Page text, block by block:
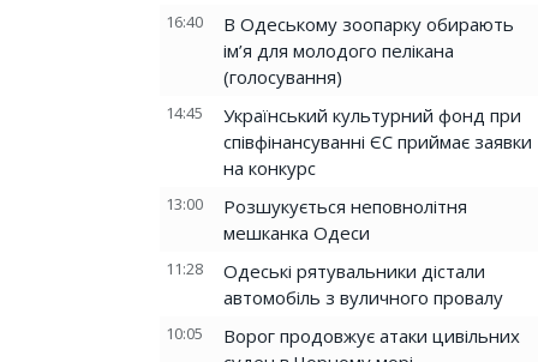
16:40
В Одеському зоопарку обирають
ім’я для молодого пелікана
(голосування)
14:45
Український культурний фонд при
співфінансуванні ЄС приймає заявки
на конкурс
13:00
Розшукується неповнолітня
мешканка Одеси
11:28
Одеські рятувальники дістали
автомобіль з вуличного провалу
10:05
Ворог продовжує атаки цивільних